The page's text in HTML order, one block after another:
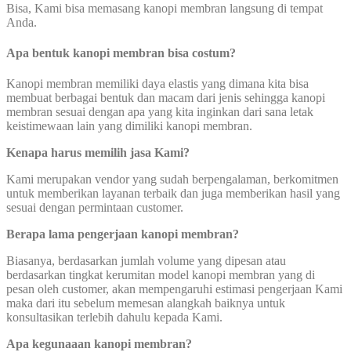
Bisa, Kami bisa memasang kanopi membran langsung di tempat
Anda.
Apa bentuk kanopi membran bisa costum?
Kanopi membran memiliki daya elastis yang dimana kita bisa
membuat berbagai bentuk dan macam dari jenis sehingga kanopi
membran sesuai dengan apa yang kita inginkan dari sana letak
keistimewaan lain yang dimiliki kanopi membran.
Kenapa harus memilih jasa Kami?
Kami merupakan vendor yang sudah berpengalaman, berkomitmen
untuk memberikan layanan terbaik dan juga memberikan hasil yang
sesuai dengan permintaan customer.
Berapa lama pengerjaan kanopi membran?
Biasanya, berdasarkan jumlah volume yang dipesan atau
berdasarkan tingkat kerumitan model kanopi membran yang di
pesan oleh customer, akan mempengaruhi estimasi pengerjaan Kami
maka dari itu sebelum memesan alangkah baiknya untuk
konsultasikan terlebih dahulu kepada Kami.
Apa kegunaaan kanopi membran?